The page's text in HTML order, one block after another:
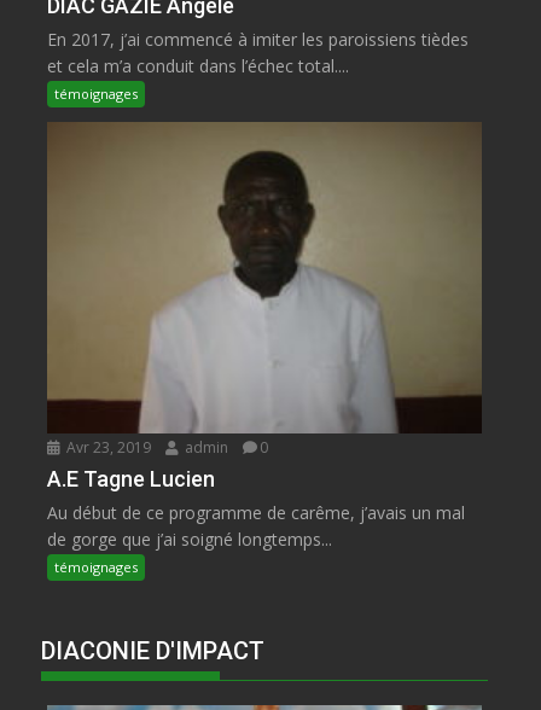
DIAC GAZIE Angèle
En 2017, j’ai commencé à imiter les paroissiens tièdes
et cela m’a conduit dans l’échec total....
témoignages
Avr 23, 2019 admin 0
A.E Tagne Lucien
Au début de ce programme de carême, j’avais un mal
de gorge que j’ai soigné longtemps...
témoignages
DIACONIE D'IMPACT